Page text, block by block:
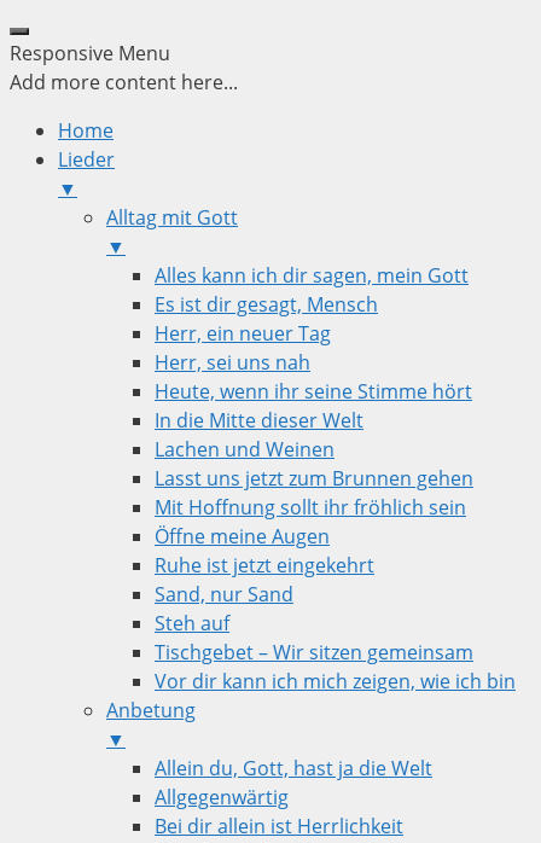
Responsive Menu
Add more content here...
Home
Lieder
▼
Alltag mit Gott
▼
Alles kann ich dir sagen, mein Gott
Es ist dir gesagt, Mensch
Herr, ein neuer Tag
Herr, sei uns nah
Heute, wenn ihr seine Stimme hört
In die Mitte dieser Welt
Lachen und Weinen
Lasst uns jetzt zum Brunnen gehen
Mit Hoffnung sollt ihr fröhlich sein
Öffne meine Augen
Ruhe ist jetzt eingekehrt
Sand, nur Sand
Steh auf
Tischgebet – Wir sitzen gemeinsam
Vor dir kann ich mich zeigen, wie ich bin
Anbetung
▼
Allein du, Gott, hast ja die Welt
Allgegenwärtig
Bei dir allein ist Herrlichkeit